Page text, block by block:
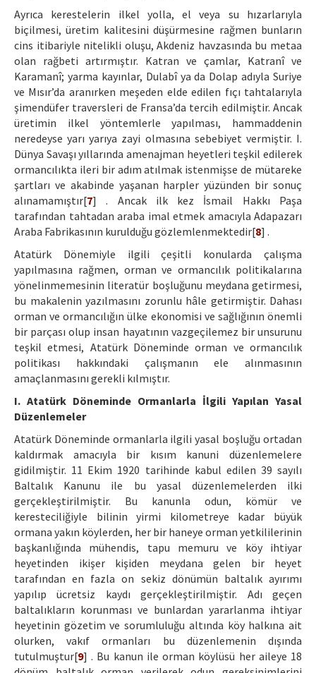
Ayrıca kerestelerin ilkel yolla, el veya su hızarlarıyla
biçilmesi, üretim kalitesini düşürmesine rağmen bunların
cins itibariyle nitelikli oluşu, Akdeniz havzasında bu metaa
olan rağbeti artırmıştır. Katran ve çamlar, Katranî ve
Karamanî; yarma kayınlar, Dulabî ya da Dolap adıyla Suriye
ve Mısır’da aranırken meşeden elde edilen fıçı tahtalarıyla
şimendüfer traversleri de Fransa’da tercih edilmiştir. Ancak
üretimin ilkel yöntemlerle yapılması, hammaddenin
neredeyse yarı yarıya zayi olmasına sebebiyet vermiştir. I.
Dünya Savaşı yıllarında amenajman heyetleri teşkil edilerek
ormancılıkta ileri bir adım atılmak istenmişse de mütareke
şartları ve akabinde yaşanan harpler yüzünden bir sonuç
alınamamıştır[7] . Ancak ilk kez İsmail Hakkı Paşa
tarafından tahtadan araba imal etmek amacıyla Adapazarı
Araba Fabrikasının kurulduğu gözlemlenmektedir[8] .
Atatürk Dönemiyle ilgili çeşitli konularda çalışma
yapılmasına rağmen, orman ve ormancılık politikalarına
yönelinmemesinin literatür boşluğunu meydana getirmesi,
bu makalenin yazılmasını zorunlu hâle getirmiştir. Dahası
orman ve ormancılığın ülke ekonomisi ve sağlığının önemli
bir parçası olup insan hayatının vazgeçilemez bir unsurunu
teşkil etmesi, Atatürk Döneminde orman ve ormancılık
politikası hakkındaki çalışmanın ele alınmasının
amaçlanmasını gerekli kılmıştır.
I. Atatürk Döneminde Ormanlarla İlgili Yapılan Yasal
Düzenlemeler
Atatürk Döneminde ormanlarla ilgili yasal boşluğu ortadan
kaldırmak amacıyla bir kısım kanuni düzenlemelere
gidilmiştir. 11 Ekim 1920 tarihinde kabul edilen 39 sayılı
Baltalık Kanunu ile bu yasal düzenlemelerden ilki
gerçekleştirilmiştir. Bu kanunla odun, kömür ve
keresteciliğiyle bilinin yirmi kilometreye kadar büyük
ormana yakın köylerden, her bir haneye orman yetkililerinin
başkanlığında mühendis, tapu memuru ve köy ihtiyar
heyetinden ikişer kişiden meydana gelen bir heyet
tarafından en fazla on sekiz dönümün baltalık ayırımı
yapılıp ücretsiz kaydı gerçekleştirilmiştir. Adı geçen
baltalıkların korunması ve bunlardan yararlanma ihtiyar
heyetinin gözetim ve sorumluluğu altında köy halkına ait
olurken, vakıf ormanları bu düzenlemenin dışında
tutulmuştur[9] . Bu kanun ile orman köylüsü her aileye 18